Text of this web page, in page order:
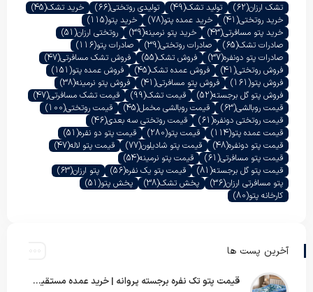
تشک ارزان(62) تولید تشک(49) تولیدی روتختی(66) خرید تشک(45)
خرید روتختی(41) خرید عمده پتو(78) خرید پتو(115)
خرید پتو مسافرتی(43) خرید پتو نرمینه(39) روتختی ارزان(51)
صادرات تشک(65) صادرات روتختی(39) صادرات پتو(116)
صادرات پتو دونفره(37) فروش تشک(55) فروش تشک مسافرتی(47)
فروش روتختی(41) فروش عمده تشک(45) فروش عمده پتو(151)
فروش پتو(161) فروش پتو مسافرتی(41) فروش پتو نرمینه(38)
فروش پتو گل برجسته(52) قیمت تشک(99) قیمت تشک مسافرتی(47)
قیمت روبالشی(63) قیمت روبالشی مخمل(45) قیمت روتختی(100)
قیمت روتختی دونفره(61) قیمت روتختی سه بعدی(46)
قیمت عمده پتو(114) قیمت پتو(280) قیمت پتو دو نفره(51)
قیمت پتو دونفره(48) قیمت پتو شادیلون(77) قیمت پتو لاله(47)
قیمت پتو مسافرتی(61) قیمت پتو نرمینه(54)
قیمت پتو گل برجسته(81) قیمت پتو یک نفره(56) پتو ارزان(63)
پتو مسافرتی ارزان(36) پخش تشک(38) پخش پتو(51)
کارخانه پتو(80)
آخرین پست ها
قیمت پتو تک نفره برجسته پروانه | خرید عمده مستقیم با بهترین قیمت بازار